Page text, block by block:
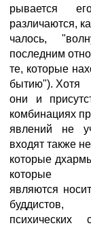
рывается
различаются,
чалось,
последним
те, которые
бытию"). Хотя
они и
комбинациях
явлений не
входят также
которые
которые
являются
буддистов,